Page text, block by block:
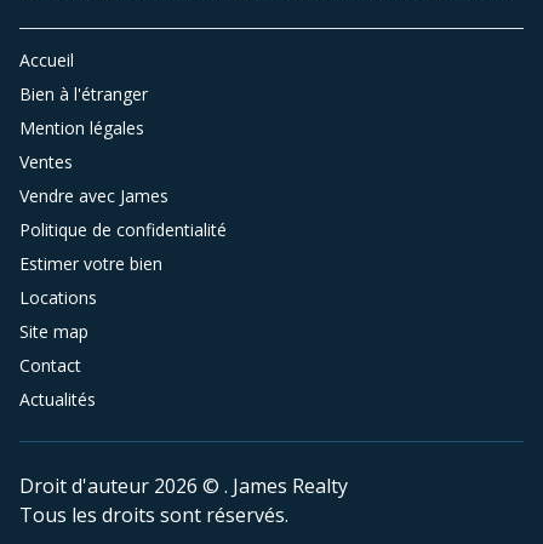
Accueil
Bien à l'étranger
Mention légales
Ventes
Vendre avec James
Politique de confidentialité
Estimer votre bien
Locations
Site map
Contact
Actualités
Droit d'auteur 2026 © . James Realty
Tous les droits sont réservés.